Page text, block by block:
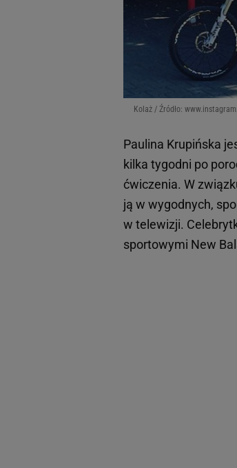
Kolaż / Źródło:
Paulina Krupińska
kilka tygodni po
ćwiczenia. W
ją w wygodnych,
w telewizji.
sportowymi New